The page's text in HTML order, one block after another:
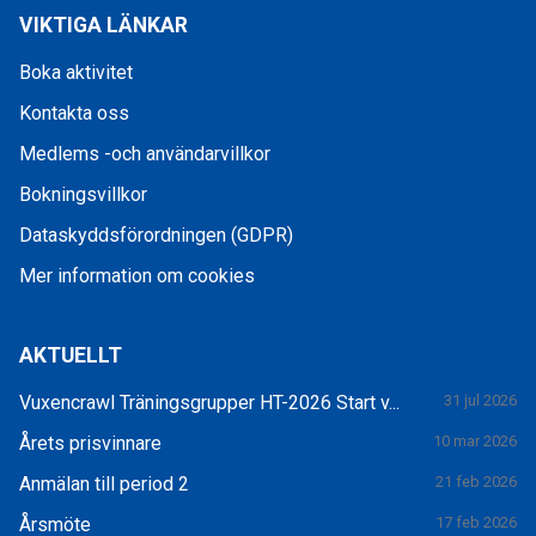
VIKTIGA LÄNKAR
Boka aktivitet
Kontakta oss
Medlems -och användarvillkor
Bokningsvillkor
Dataskyddsförordningen (GDPR)
Mer information om cookies
AKTUELLT
Vuxencrawl Träningsgrupper HT-2026 Start v... 31 jul 2026
Årets prisvinnare 10 mar 2026
Anmälan till period 2 21 feb 2026
Årsmöte 17 feb 2026